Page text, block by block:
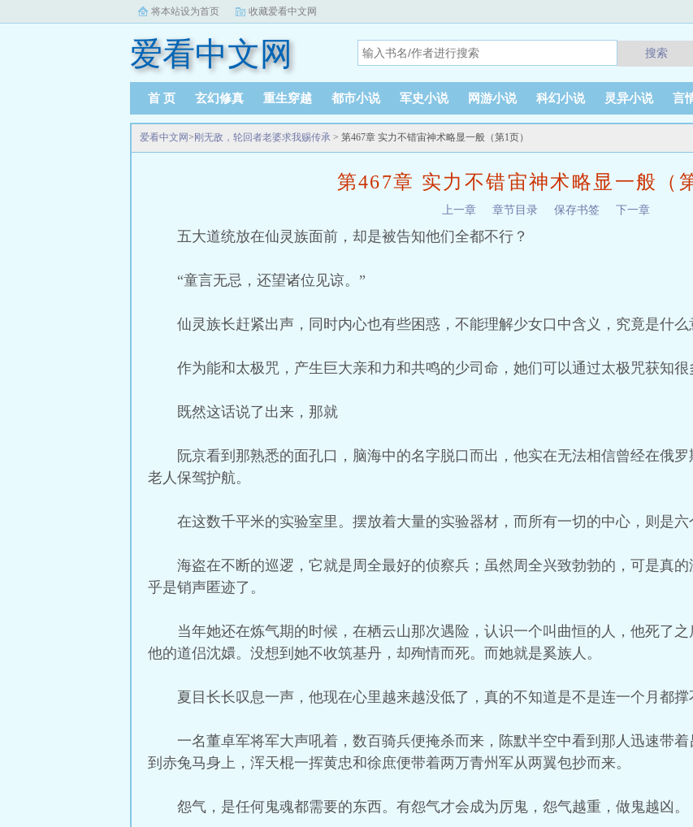
将本站设为首页 收藏爱看中文网
爱看中文网 搜索
首 页 玄幻修真 重生穿越 都市小说 军史小说 网游小说 科幻小说 灵异小说 言
爱看中文网> 刚无敌，轮回者老婆求我赐传承 > 第467章 实力不错宙神术略显一般（第1页）
第467章 实力不错宙神术略显一般（
上一章 章节目录 保存书签 下一章
五大道统放在仙灵族面前，却是被告知他们全都不行？
“童言无忌，还望诸位见谅。”
仙灵族长赶紧出声，同时内心也有些困惑，不能理解少女口中含义，究竟是什么
作为能和太极咒，产生巨大亲和力和共鸣的少司命，她们可以通过太极咒获知很
既然这话说了出来，那就
阮京看到那熟悉的面孔口，脑海中的名字脱口而出，他实在无法相信曾经在俄
老人保驾护航。
在这数千平米的实验室里。摆放着大量的实验器材，而所有一切的中心，则是六
海盗在不断的巡逻，它就是周全最好的侦察兵；虽然周全兴致勃勃的，可是真
乎是销声匿迹了。
当年她还在炼气期的时候，在栖云山那次遇险，认识一个叫曲恒的人，他死了
他的道侣沈嬛。没想到她不收筑基丹，却殉情而死。而她就是奚族人。
夏目长长叹息一声，他现在心里越来越没低了，真的不知道是不是连一个月都撑
一名董卓军将军大声吼着，数百骑兵便掩杀而来，陈默半空中看到那人迅速带
到赤兔马身上，浑天棍一挥黄忠和徐庶便带着两万青州军从两翼包抄而来。
怨气，是任何鬼魂都需要的东西。有怨气才会成为厉鬼，怨气越重，做鬼越凶。